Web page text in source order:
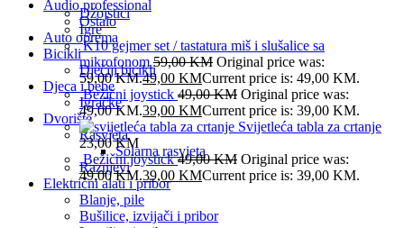
Audio professional
Ostalo
Auto oprema
Bicikli
Dječiji bicikli
Djeca i bebe
Igračke
Dvorište
Rasvjeta
Solarna rasvjeta
Raznjevi
Električni alati i pribor
Blanje, pile
Bušilice, izvijači i pribor
Džojstici
Igre
K10 gejmer set / tastatura miš i slušalice sa
mikrofonom59,00KM Original price was:
59,00 KM.49,00 KMCurrent price is: 49,00 KM.
Bežični joystick 49,00KM Original price was:
49,00 KM.39,00 KMCurrent price is: 39,00 KM.
Svijetleća tabla za crtanje
23,00KM
Bežični joystick49,00KM Original price was:
49,00 KM.39,00 KMCurrent price is: 39,00 KM.